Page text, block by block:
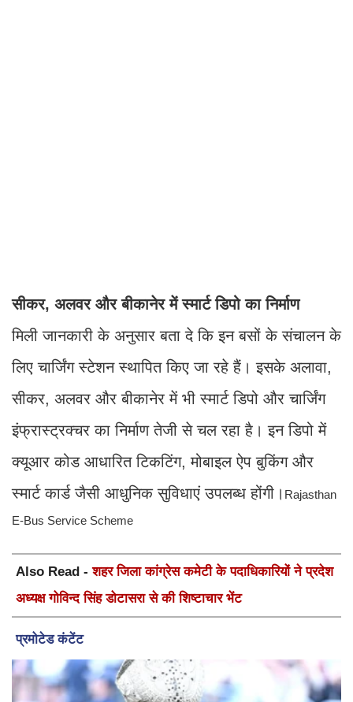
सीकर, अलवर और बीकानेर में स्मार्ट डिपो का निर्माण
मिली जानकारी के अनुसार बता दे कि इन बसों के संचालन के
लिए चार्जिंग स्टेशन स्थापित किए जा रहे हैं। इसके अलावा,
सीकर, अलवर और बीकानेर में भी स्मार्ट डिपो और चार्जिंग
इंफ्रास्ट्रक्चर का निर्माण तेजी से चल रहा है। इन डिपो में
क्यूआर कोड आधारित टिकटिंग, मोबाइल ऐप बुकिंग और
स्मार्ट कार्ड जैसी आधुनिक सुविधाएं उपलब्ध होंगी। Rajasthan
E-Bus Service Scheme
Also Read -शहर जिला कांग्रेस कमेटी के पदाधिकारियों ने प्रदेश
अध्यक्ष गोविन्द सिंह डोटासरा से की शिष्टाचार भेंट